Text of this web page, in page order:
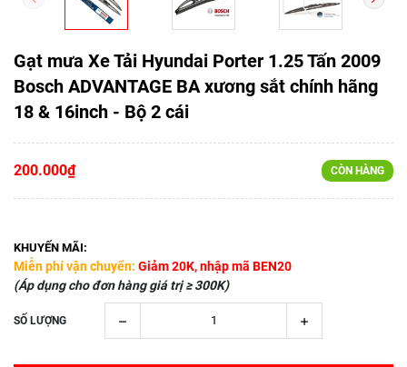
Gạt mưa Xe Tải Hyundai Porter 1.25 Tấn 2009
Bosch ADVANTAGE BA xương sắt chính hãng
18 & 16inch - Bộ 2 cái
200.000₫ CÒN HÀNG
KHUYẾN MÃI:
Miễn phí vận chuyển: Giảm 20K, nhập mã BEN20
(Áp dụng cho đơn hàng giá trị ≥ 300K)
SỐ LƯỢNG